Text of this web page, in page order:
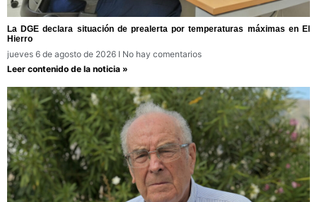
La DGE declara situación de prealerta por temperaturas máximas en El
Hierro
jueves 6 de agosto de 2026
No hay comentarios
Leer contenido de la noticia »